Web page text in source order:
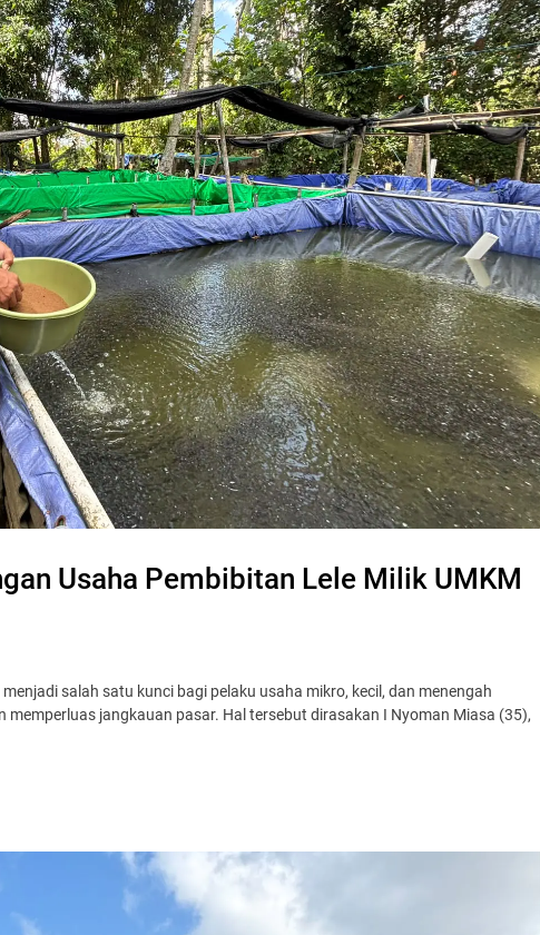
Usaha Pembibitan Lele Milik UMKM
salah satu kunci bagi pelaku usaha mikro, kecil, dan menengah
jangkauan pasar. Hal tersebut dirasakan I Nyoman Miasa (35),